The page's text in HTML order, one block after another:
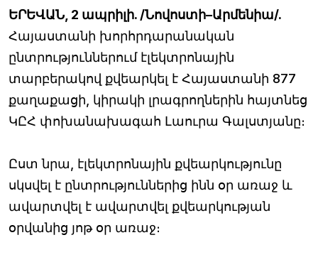
ԵՐԵՎԱՆ, 2 ապրիլի. /Նովոստի–Արմենիա/.
Հայաստանի խորհրդարանական
ընտրություններում էլեկտրոնային
տարբերակով քվեարկել է Հայաստանի 877
քաղաքացի, կիրակի լրագրողներին հայտնեց
ԿԸՀ փոխանախագահ Լաուրա Գալստյանը։
Ըստ նրա, էլեկտրոնային քվեարկությունը
սկսվել է ընտրություններից ինն օր առաջ և
ավարտվել է ավարտվել քվեարկության
օրվանից յոթ օր առաջ։